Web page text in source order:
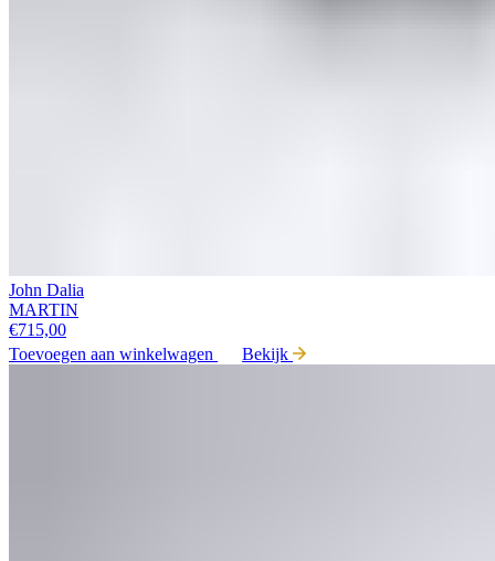
John Dalia
MARTIN
€715,00
Toevoegen aan winkelwagen
Bekijk